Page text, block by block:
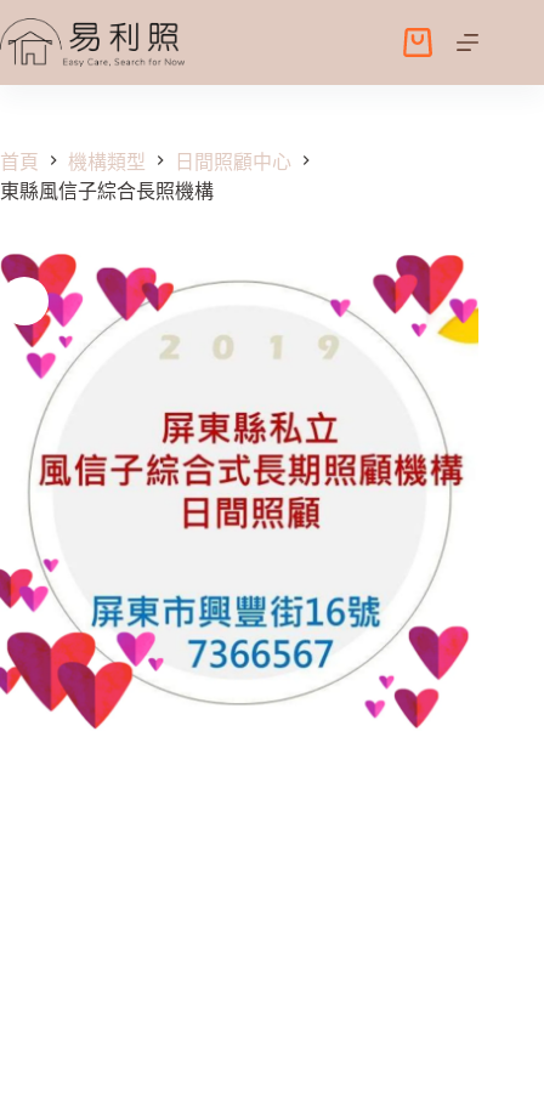
至
容
購
物
首頁 機構類型
日間照顧中心
東縣風信子綜合長照機構